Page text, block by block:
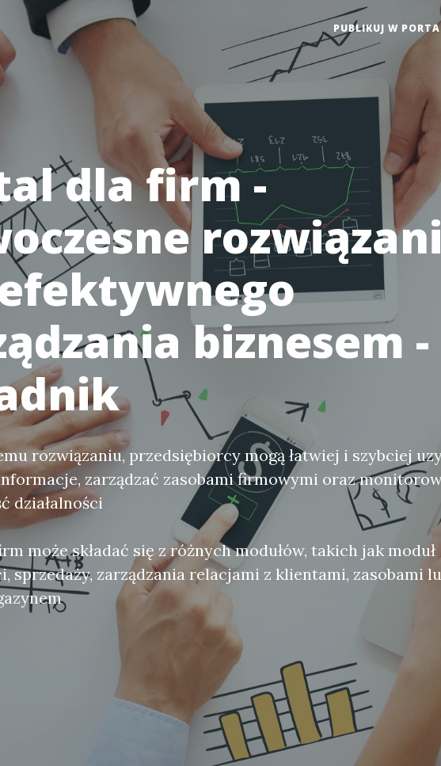
PUBLIKUJ W
dla firm -
biznesem -
rozwiązaniu, przedsiębiorcy mogą łatwiej i szybciej
zarządzać zasobami firmowymi oraz
działalności
może składać się z różnych modułów, takich jak moduł
sprzedaży, zarządzania relacjami z klientami, zasobami